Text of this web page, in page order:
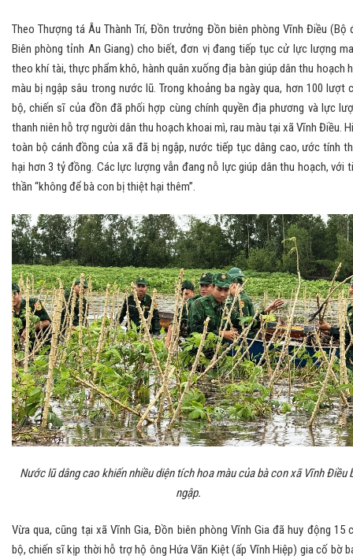
Theo Thượng tá Âu Thành Trí, Đồn trưởng Đồn biên phòng Vĩnh Điều (Bộ
Biên phòng tỉnh An Giang) cho biết, đơn vị đang tiếp tục cử lực lượng
theo khí tài, thực phẩm khô, hành quân xuống địa bàn giúp dân thu hoạch
màu bị ngập sâu trong nước lũ. Trong khoảng ba ngày qua, hơn 100 lượt
bộ, chiến sĩ của đồn đã phối hợp cùng chính quyền địa phương và lực
thanh niên hỗ trợ người dân thu hoạch khoai mì, rau màu tại xã Vĩnh Điều.
toàn bộ cánh đồng của xã đã bị ngập, nước tiếp tục dâng cao, ước tính
hại hơn 3 tỷ đồng. Các lực lượng vẫn đang nỗ lực giúp dân thu hoạch, với
thần “không để bà con bị thiệt hại thêm”.
Nước lũ dâng cao khiến nhiều diện tích hoa màu của bà con xã Vĩnh Điều
ngập.
Vừa qua, cũng tại xã Vĩnh Gia, Đồn biên phòng Vĩnh Gia đã huy động 15
bộ, chiến sĩ kịp thời hỗ trợ hộ ông Hứa Văn Kiệt (ấp Vĩnh Hiệp) gia cố bờ